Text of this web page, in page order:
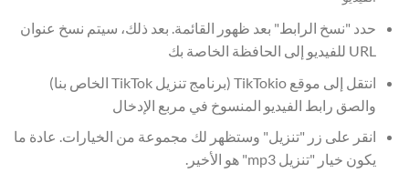
حدد "نسخ الرابط" بعد ظهور القائمة. بعد ذلك، سيتم نسخ عنوان
URL للفيديو إلى الحافظة الخاصة بك
انتقل إلى موقع TikTokio (برنامج تنزيل TikTok الخاص بنا)
والصق رابط الفيديو المنسوخ في مربع الإدخال
انقر على زر "تنزيل" وستظهر لك مجموعة من الخيارات. عادة ما
يكون خيار "تنزيل mp3" هو الأخير.